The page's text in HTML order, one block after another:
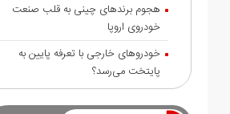
هجوم برندهای چینی به قلب صنعت
خودروی اروپا
خودروهای خارجی با تعرفه پایین به
پایتخت می‌رسد؟